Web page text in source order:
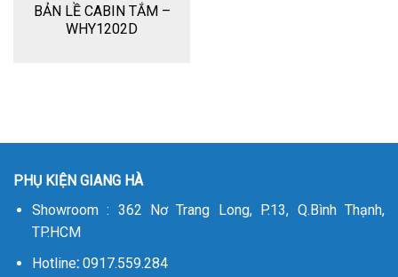
BẢN LỀ CABIN TẮM –
WHY1202D
PHỤ KIỆN GIANG HÀ
Showroom : 362 Nơ Trang Long, P.13, Q.Bình Thạnh,
TP.HCM
Hotline:0917.559.284